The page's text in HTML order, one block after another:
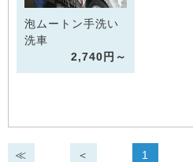
泡ムートン手洗い
洗車
2,740円～
≪ ＜ 1